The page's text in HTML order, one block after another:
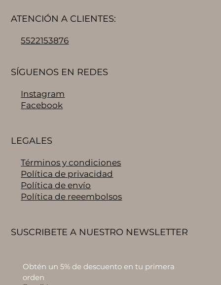
SUSCRIBETE A NUESTRO NEWSLETTER
Obtén un 5% de descuento en tu primera
orden
ATENCIÓN A CLIENTES:
5522153876
SÍGUENOS EN REDES
Instagram
Facebook
LEGALES
Términos y condiciones
Política de privacidad
Política de envío
Política de reeembolsos